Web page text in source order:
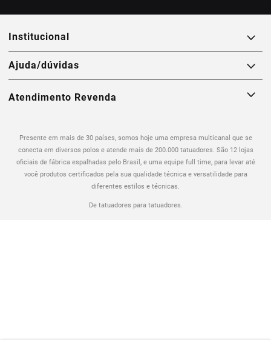
Presente em mais de 30 países, somos hoje uma empresa multicanal que se
conecta em diversos polos e atende mais de 200.000 tatuadores. São 12 lojas
oficiais de fábrica espalhadas pelo Brasil, e uma equipe full time, para levar até
você produtos certificados pela sua qualidade técnica e versatilidade para
diferentes estilos e técnicas.
De tatuadores para tatuadores.
institucional
ajuda/dúvidas
Atendimento Revenda